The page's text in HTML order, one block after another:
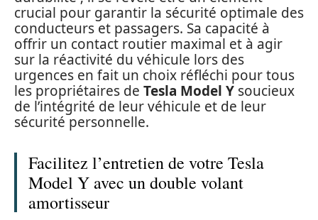
crucial pour garantir la sécurité optimale des
conducteurs et passagers. Sa capacité à
offrir un contact routier maximal et à agir
sur la réactivité du véhicule lors des
urgences en fait un choix réfléchi pour tous
les propriétaires de Tesla Model Y soucieux
de l’intégrité de leur véhicule et de leur
sécurité personnelle.
Facilitez l’entretien de votre Tesla
Model Y avec un double volant
amortisseur